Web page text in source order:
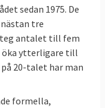
ihop
som också
av
regering
ska inte
som är en
sedan 1975. De
tre
antalet till fem
öka ytterligare till
20-talet har man
formella,